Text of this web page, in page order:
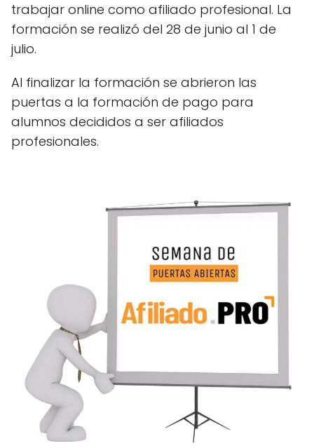
trabajar online como afiliado profesional. La
formación se realizó del 28 de junio al 1 de
julio.
Al finalizar la formación se abrieron las
puertas a la formación de pago para
alumnos decididos a ser afiliados
profesionales.